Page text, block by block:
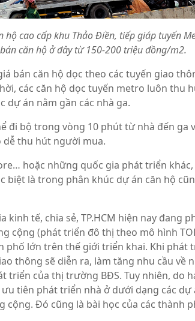
hộ cao cấp khu Thảo Điền, tiếp giáp tuyến
căn hộ ở đây từ 150-200 triệu đồng/m2.
bán căn hộ dọc theo các tuyến giao
các căn hộ dọc tuyến metro luôn thu
dự án nằm gần các nhà ga.
đi bộ trong vòng 10 phút từ nhà đến ga
dễ thu hút người mua.
hoặc những quốc gia phát triển
biệt là trong phân khúc dự án căn hộ
kinh tế, chia sẻ, TP.HCM hiện nay đang
cộng (phát triển đô thị theo mô hình
phố lớn trên thế giới triển khai. Khi phát
thông sẽ diễn ra, làm tăng nhu cầu về
triển của thị trường BĐS. Tuy nhiên, do
ưu tiên phát triển nhà ở dưới dạng các dự
cộng. Đó cũng là bài học của các thành